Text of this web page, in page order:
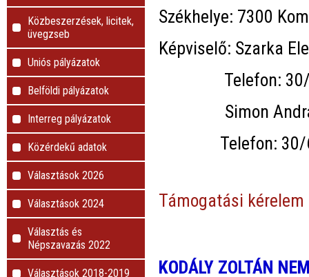
Közbeszerzések, licitek,
üvegzseb
Uniós pályázatok
Belföldi pályázatok
Interreg pályázatok
Közérdekű adatok
Választások 2026
Választások 2024
Választás és
Népszavazás 2022
Választások 2018-2019
Székhelye: 7300
Képviselő: Szarka
Telefon: 30/
Simon
Telefon: 30/
Támogatási
KODÁLY ZOLTÁN